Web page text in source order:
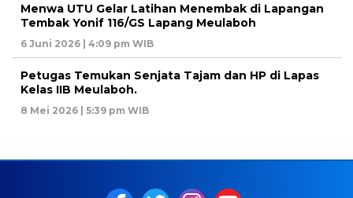
Menwa UTU Gelar Latihan Menembak di Lapangan
Tembak Yonif 116/GS Lapang Meulaboh
6 Juni 2026 | 4:09 pm WIB
Petugas Temukan Senjata Tajam dan HP di Lapas
Kelas IIB Meulaboh.
8 Mei 2026 | 5:39 pm WIB